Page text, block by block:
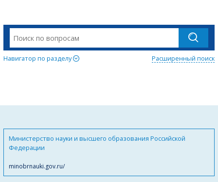
Навигатор по разделу Расширенный поиск
Министерство науки и высшего образования Российской
Федерации
minobrnauki.gov.ru/